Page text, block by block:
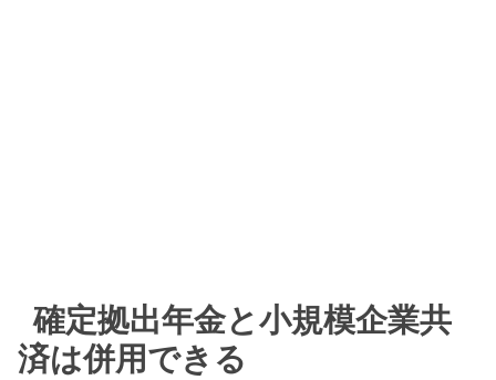
確定拠出年金と小規模企業共
済は併用できる